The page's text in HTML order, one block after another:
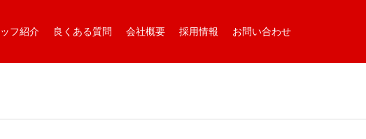
フ紹介 良くある質問 会社概要 採用情報 お問い合わせ